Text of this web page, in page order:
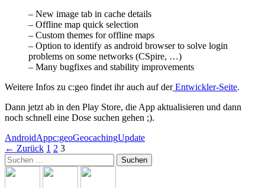
– New image tab in cache details
– Offline map quick selection
– Custom themes for offline maps
– Option to identify as android browser to solve login
problems on some networks (CSpire, …)
– Many bugfixes and stability improvements
Weitere Infos zu c:geo findet ihr auch auf derEntwickler-Seite.
Dann jetzt ab in den Play Store, die App aktualisieren und dann
noch schnell eine Dose suchen gehen ;).
AndroidAppc:geoGeocachingUpdate
Beitrags-
Navigation
← Zurück 1 2 3
Suchen
nach: